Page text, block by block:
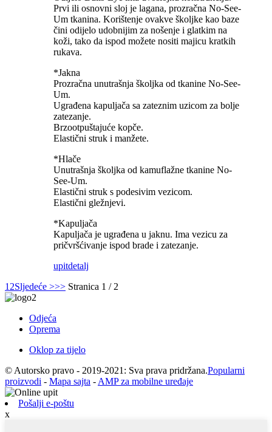
Prvi ili osnovni sloj je lagana, prozračna No-See-
Um tkanina. Korištenje ovakve školjke kao baze
čini odijelo udobnijim za nošenje i glatkim na
koži, tako da ispod možete nositi majicu kratkih
rukava.
*Jakna
Prozračna unutrašnja školjka od tkanine No-See-
Um.
Ugrađena kapuljača sa zateznim uzicom za bolje
zatezanje.
Brzootpuštajuće kopče.
Elastični struk i manžete.
*Hlače
Unutrašnja školjka od kamuflažne tkanine No-
See-Um.
Elastični struk s podesivim vezicom.
Elastični gležnjevi.
*Kapuljača
Kapuljača je ugrađena u jaknu. Ima vezicu za
pričvršćivanje ispod brade i zatezanje.
upitdetalj
1 2Sljedeće >>> Stranica 1 / 2
Odjeća
Oprema
Oklop za tijelo
© Autorsko pravo - 2019-2021: Sva prava pridržana.Popularni
proizvodi - Mapa sajta - AMP za mobilne uređaje
Pošalji e-poštu
x